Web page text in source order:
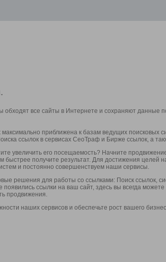
обходят все сайты в Интернете и сохраняют данные
приближена к базам ведущих поисковых
ссылок в сервисах СеоТраф и Бирже ссылок, а
увеличить его посещаемость? Начните
быстрее получите результат. Для достижения целей
и постоянно совершенствуем наши сервисы.
решения для работы со ссылками: Поиск ссылок,
появились ссылки на ваш сайт, здесь вы всегда
продвижения.
наших сервисов и обеспечьте рост вашего